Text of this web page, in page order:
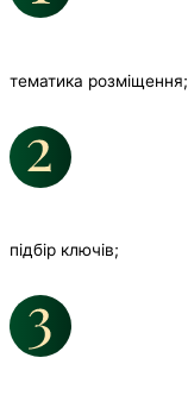
тематика розміщення;
підбір ключів;